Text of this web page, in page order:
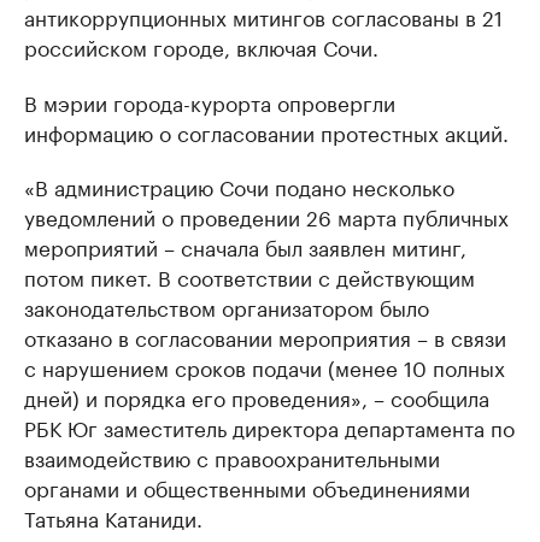
антикоррупционных митингов согласованы в 21
российском городе, включая Сочи.
В мэрии города-курорта опровергли
информацию о согласовании протестных акций.
«В администрацию Сочи подано несколько
уведомлений о проведении 26 марта публичных
мероприятий – сначала был заявлен митинг,
потом пикет. В соответствии с действующим
законодательством организатором было
отказано в согласовании мероприятия – в связи
с нарушением сроков подачи (менее 10 полных
дней) и порядка его проведения», – сообщила
РБК Юг заместитель директора департамента по
взаимодействию с правоохранительными
органами и общественными объединениями
Татьяна Катаниди.